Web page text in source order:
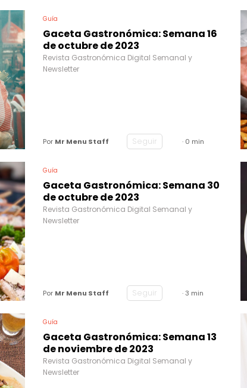
Guía
Gaceta Gastronómica: Semana 16
de octubre de 2023
Revista Gastronómica Digital Semanal y
Newsletter
Por Mr Menu Staff Seguir · 0 min
Guía
Gaceta Gastronómica: Semana 30
de octubre de 2023
Revista Gastronómica Digital Semanal y
Newsletter
Por Mr Menu Staff Seguir · 3 min
Guía
Gaceta Gastronómica: Semana 13
de noviembre de 2023
Revista Gastronómica Digital Semanal y
Newsletter